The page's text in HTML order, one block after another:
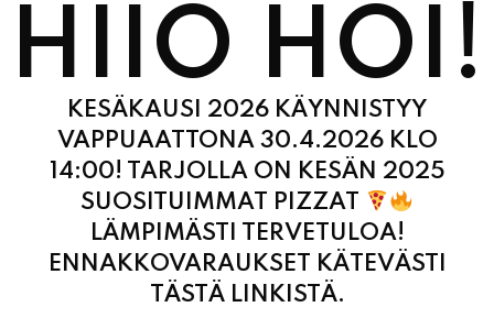
HIIO HOI!
KESÄKAUSI 2026 KÄYNNISTYY
VAPPUAATTONA 30.4.2026 KLO
14:00! TARJOLLA ON KESÄN 2025
SUOSITUIMMAT PIZZAT
LÄMPIMÄSTI TERVETULOA!
ENNAKKOVARAUKSET KÄTEVÄSTI
TÄSTÄ LINKISTÄ.